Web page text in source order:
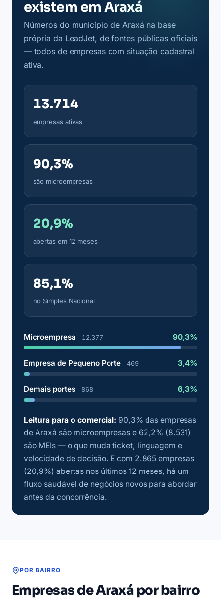
existem em Araxá
Números do município de Araxá na base
própria da LeadJet, de fontes públicas oficiais
— todos de empresas com situação cadastral
ativa.
13.714
empresas ativas
90,3%
são microempresas
20,9%
abertas em 12 meses
85,1%
no Simples Nacional
Microempresa 12.377 90,3%
Empresa de Pequeno Porte 469 3,4%
Demais portes 868 6,3%
Leitura para o comercial: 90,3% das empresas
de Araxá são microempresas e 62,2% (8.531)
são MEIs — o que muda ticket, linguagem e
velocidade de decisão. E com 2.865 empresas
(20,9%) abertas nos últimos 12 meses, há um
fluxo saudável de negócios novos para abordar
antes da concorrência.
POR BAIRRO
Empresas de Araxá por bairro